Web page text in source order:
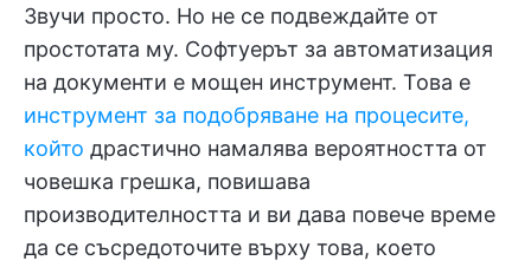
Звучи просто. Но не се подвеждайте от
простотата му. Софтуерът за автоматизация
на документи е мощен инструмент. Това е
инструмент за подобряване на процесите,
който драстично намалява вероятността от
човешка грешка, повишава
производителността и ви дава повече време
да се съсредоточите върху това, което